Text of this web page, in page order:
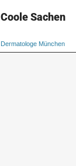
Coole Sachen
Dermatologe München